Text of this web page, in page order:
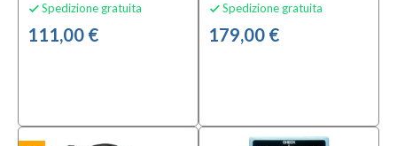
Solo
prodotti
 Spedizione gratuita
111,00 €
 Spedizione gratuita
179,00 €